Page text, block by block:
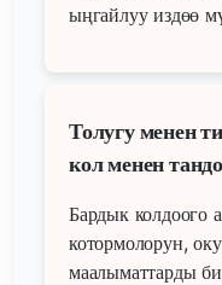
ыңгайлуу издөө
Толугу менен
кол менен
Бардык колдоого
котормолорун,
маалыматтарды